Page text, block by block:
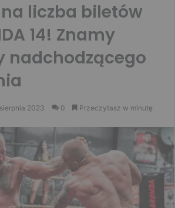
liczba biletów
14! Znamy
nadchodzącego
2023 0 Przeczytasz w minutę